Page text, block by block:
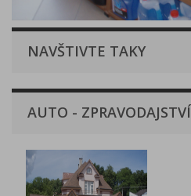
NAVŠTIVTE TAKY
AUTO - ZPRAVODAJSTVÍ